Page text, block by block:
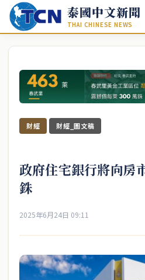
泰國中文新聞
THAI CHINESE NEWS
財經 財經_圖文稿
政府住宅銀行將向房
銖
2025年6月24日 09:11